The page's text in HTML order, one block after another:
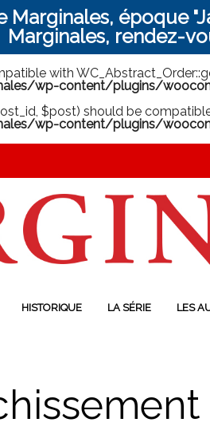
époque
Marginales, rendez-
with
wp-content/plugins/
$post) should be
wp-content/plugins/
HISTORIQUE LA SÉRIE LES